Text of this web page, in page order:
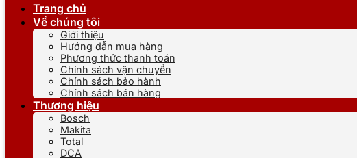
Trang chủ
Về chúng tôi
Giới thiệu
Hướng dẫn mua hàng
Phương thức thanh toán
Chính sách vận chuyển
Chính sách bảo hành
Chính sách bán hàng
Thương hiệu
Bosch
Makita
Total
DCA